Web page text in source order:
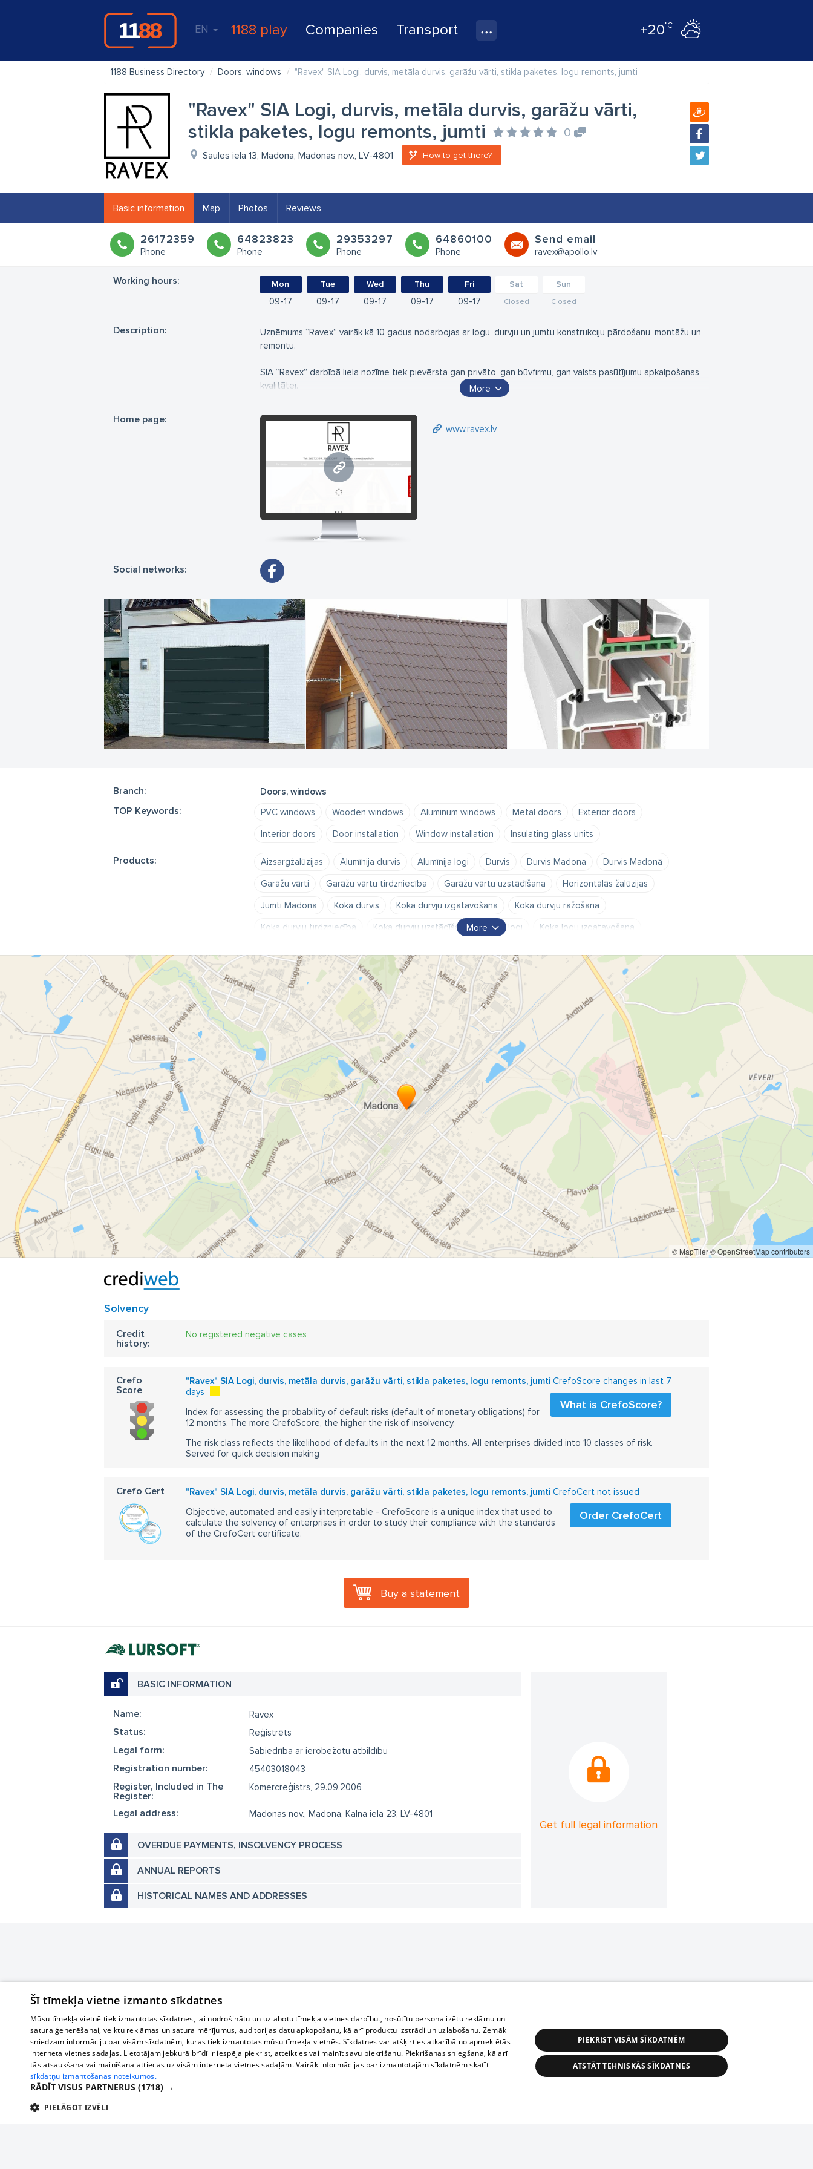
EN 1188 play Companies Transport +20°C
1188 Business Directory Doors, windows "Ravex" SIA Logi, durvis, metāla durvis, garāžu vārti, stikla paketes, logu remonts, jumti
"Ravex" SIA Logi, durvis, metāla durvis, garāžu vārti,
stikla paketes, logu remonts, jumti
0
Saules iela 13, Madona, Madonas nov., LV-4801 How to get there?
Basic information Map Photos Reviews
26172359
Phone
64823823
Phone
29353297
Phone
64860100
Phone
Send email
ravex@apollo.lv
Working hours: Mon
09 17
Tue
09 17
Wed
09 17
Thu
09 17
Fri
09 17
Sat
Closed
Sun
Closed
Description:
Uzņēmums “Ravex” vairāk kā 10 gadus nodarbojas ar logu, durvju un jumtu konstrukciju pārdošanu, montāžu un
remontu.
SIA “Ravex” darbībā liela nozīme tiek pievērsta gan privāto, gan būvfirmu, gan valsts pasūtījumu apkalpošanas
kvalitātei.
Mēs atrodamies Madonā, Saules iela 9, kur veicam pasūtījumu apstrādi, klientu apkalpošanu un pasūtījumu
precīzu realizāciju. Birojā ir iespējams iepazīties ar firmas piedāvāto produkciju.
Uzņēmumā strādā montāžas brigāde, kas profesionāli veic augstas kvalitātes montāžas darbus. Klientu
atsauksmes ir pierādījums mūsu darba augstajai kvalitātei.
More
Home page:
www.ravex.lv
www.ravex.lv
Social networks:
Branch: Doors, windows
TOP Keywords: PVC windows Wooden windows Aluminum windows Metal doors
Exterior doors
Interior doors
Door installation Window installation Insulating glass units
Products: Aizsargžalūzijas Alumīnija durvis Alumīnija logi Durvis Durvis Madona
Durvis Madonā
Garāžu vārti
Garāžu vārtu tirdzniecība Garāžu vārtu uzstādīšana
Horizontālās žalūzijas
Jumti Madona
Koka durvis Koka durvju izgatavošana
Koka durvju ražošana
Koka durvju tirdzniecība
Koka durvju uzstādīšana Koka logi
Koka logu izgatavošana
Metāla durvju izgatavošana
Metāla durvju ražošana
Metāla durvju tirdzniecība
Metāla durvju uzstādīšana
Mušu sieti Mušu sietu tirdzniecība
PVC durvju izgatavošana
PVC durvju projektēšana PVC durvju ražošana
PVC durvju tirdzniecība
PVC durvju uzstādīšana
PVC logi PVC logu izgatavošana
PVC logu projektēšana
PVC logu ražošana
PVC logu tirdzniecība PVC logu uzstādīšana Plastikāta durvis
Plastikāta logi
Plastikāta logu izgatavošana
Plastikāta logu projektēšana
Plastikāta logu ražošana
Plastikāta logu tirdzniecība
Plastikāta logu uzstādīšana
Plastmasas durvis
Plastmasas durvju izgatavošana
Plastmasas durvju projektēšana
Plastmasas durvju ražošana
Plastmasas durvju tirdzniecība
Plastmasas logi
Plastmasas logu izgatavošana
Plastmasas logu projektēšana
Plastmasas logu ražošana
Plastmasas logu tirdzniecība
Plastmasas logu uzstādīšana
Pretinsektu sieti Pretinsektu sietu tirdzniecība
Rullo žalūzijas
Stikla paketes
Stikla pakešu nomaiņa Vertikālās žalūzijas durvju montāža
durvju ražošana
durvju serviss
iekšdurvis logu montāža logu serviss ārdurvis Žalūzijas
Žalūzijas Madona
Žalūziju tirdzniecība
Žalūziju uzstādīšana
More
© MapTiler© OpenStreetMap contributors
Solvency
Credit
history:
No registered negative cases
Crefo
Score
"Ravex" SIA Logi, durvis, metāla durvis, garāžu vārti, stikla paketes, logu remonts, jumti CrefoScore changes in last 7
days
What is CrefoScore?
Index for assessing the probability of default risks (default of monetary obligations) for
12 months. The more CrefoScore, the higher the risk of insolvency.
The risk class reflects the likelihood of defaults in the next 12 months. All enterprises divided into 10 classes of risk.
Served for quick decision making
Crefo Cert "Ravex" SIA Logi, durvis, metāla durvis, garāžu vārti, stikla paketes, logu remonts, jumti CrefoCert not issued
Order CrefoCert
Objective, automated and easily interpretable - CrefoScore is a unique index that used to
calculate the solvency of enterprises in order to study their compliance with the standards
of the CrefoCert certificate.
Buy a statement
BASIC INFORMATION
Name: Ravex
Status: Reģistrēts
Legal form: Sabiedrība ar ierobežotu atbildību
Registration number: 45403018043
Register, Included in The
Register:
Komercreģistrs, 29.09.2006
Legal address: Madonas nov., Madona, Kalna iela 23, LV-4801
OVERDUE PAYMENTS, INSOLVENCY PROCESS
ANNUAL REPORTS
HISTORICAL NAMES AND ADDRESSES
Get full legal information
Šī tīmekļa vietne izmanto sīkdatnes
Mūsu tīmekļa vietnē tiek izmantotas sīkdatnes, lai nodrošinātu un uzlabotu tīmekļa vietnes darbību., nosūtītu personalizētu reklāmu un
satura ģenerēšanai, veiktu reklāmas un satura mērījumus, auditorijas datu apkopošanu, kā arī produktu izstrādi un uzlabošanu. Zemāk
sniedzam informāciju par visām sīkdatnēm, kuras tiek izmantotas mūsu tīmekļa vietnēs. Sīkdatnes var atšķirties atkarībā no apmeklētās
interneta vietnes sadaļas. Lietotājam jebkurā brīdī ir iespēja piekrist, atteikties vai mainīt savu piekrišanu. Piekrišanas sniegšana, kā arī
tās atsaukšana vai mainīšana attiecas uz visām interneta vietnes sadaļām. Vairāk informācijas par izmantotajām sīkdatnēm skatīt
sīkdatņu izmantošanas noteikumos.
RĀDĪT VISUS PARTNERUS (1718) →
PIELĀGOT IZVĒLI
PIEKRIST VISĀM SĪKDATNĒM
ATSTĀT TEHNISKĀS SĪKDATNES